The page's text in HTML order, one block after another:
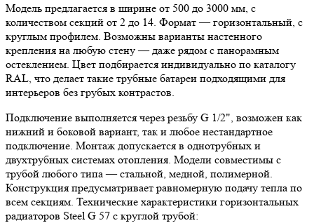
Модель предлагается в ширине от 500 до 3000 мм, с
количеством секций от 2 до 14. Формат — горизонтальный, с
круглым профилем. Возможны варианты настенного
крепления на любую стену — даже рядом с панорамным
остеклением. Цвет подбирается индивидуально по каталогу
RAL, что делает такие трубные батареи подходящими для
интерьеров без грубых контрастов.
Подключение выполняется через резьбу G 1/2", возможен как
нижний и боковой вариант, так и любое нестандартное
подключение. Монтаж допускается в однотрубных и
двухтрубных системах отопления. Модели совместимы с
трубой любого типа — стальной, медной, полимерной.
Конструкция предусматривает равномерную подачу тепла по
всем секциям. Технические характеристики горизонтальных
радиаторов Steel G 57 с круглой трубой: